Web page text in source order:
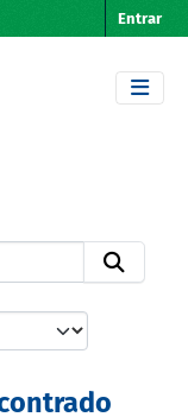
Entrar